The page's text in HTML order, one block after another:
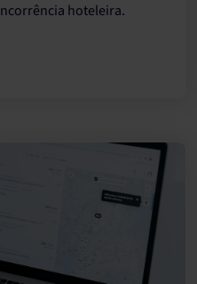
hoteleira.